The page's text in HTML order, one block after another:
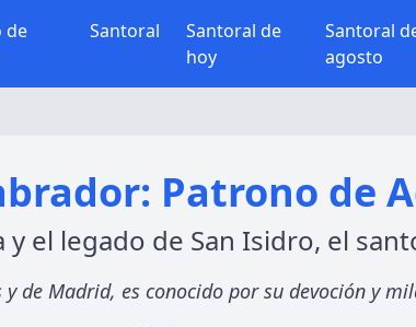
de
Santoral
Santoral de
hoy
Santoral
agosto
Patrono de
y el legado de San Isidro, el
de Madrid, es conocido por su devoción y